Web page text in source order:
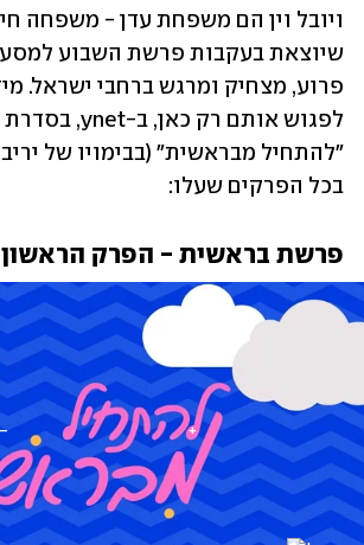
בכל הפרקים שעלו:
פרשת בראשית - הפרק הראשון